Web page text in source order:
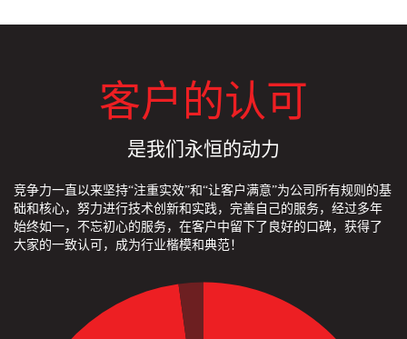
客户的认可
是我们永恒的动力
竞争力一直以来坚持“注重实效”和“让客户满意”为公司所有规则的基
础和核心，努力进行技术创新和实践，完善自己的服务，经过多年
始终如一，不忘初心的服务，在客户中留下了良好的口碑，获得了
大家的一致认可，成为行业楷模和典范！